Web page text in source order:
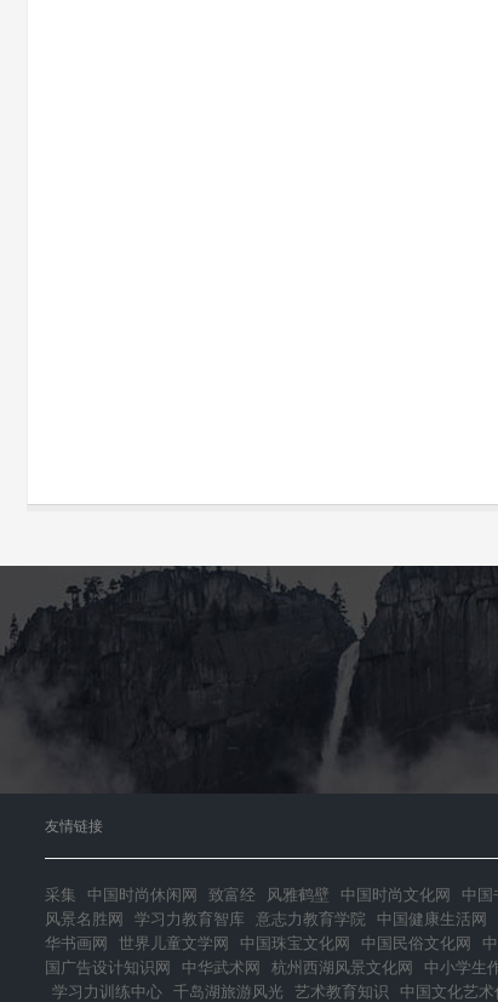
友情链接
采集 中国时尚休闲网 致富经 风雅鹤壁 中国时尚文化网 中国
风景名胜网 学习力教育智库 意志力教育学院 中国健康生活网
华书画网 世界儿童文学网 中国珠宝文化网 中国民俗文化网
国广告设计知识网
中华武术网 杭州西湖风景文化网 中小学生
学习力训练中心 千岛湖旅游风光 艺术教育知识 中国文化艺